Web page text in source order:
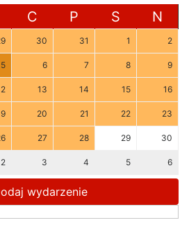
C P S N
30 31 1 2
5 6 7 8 9
13 14 15 16
20 21 22 23
27 28 29 30
2 3 4 5 6
wydarzenie